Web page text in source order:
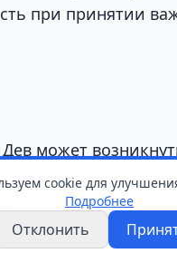
при принятии
Дев может
свалилось
Рабочие
окружающих
силы.
cookie для
Подробнее
Отклонить